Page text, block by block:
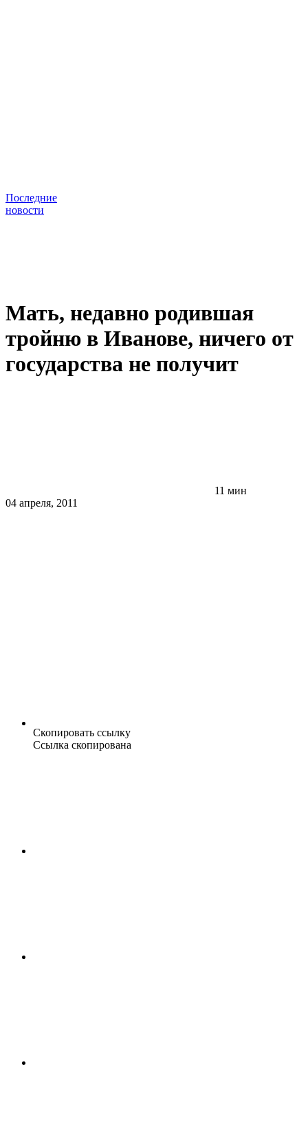
Последние
новости
Мать, недавно родившая
тройню в Иванове, ничего от
государства не получит
11 мин
04 апреля, 2011
Скопировать ссылку
Ссылка скопирована